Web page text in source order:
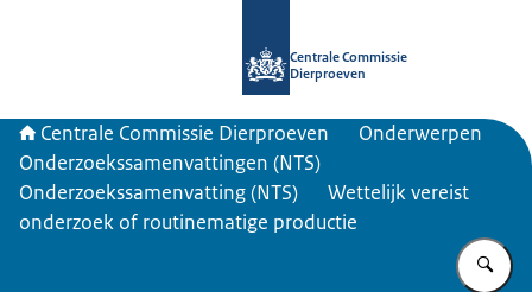
Centrale Commissie
Dierproeven
Centrale Commissie Dierproeven
Onderwerpen
Onderzoekssamenvattingen (NTS)
Onderzoekssamenvatting (NTS)
Wettelijk vereist
onderzoek of routinematige productie